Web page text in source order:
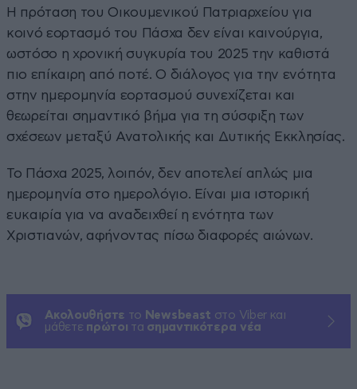
Η πρόταση του Οικουμενικού Πατριαρχείου για
κοινό εορτασμό του Πάσχα δεν είναι καινούργια,
ωστόσο η χρονική συγκυρία του 2025 την καθιστά
πιο επίκαιρη από ποτέ. Ο διάλογος για την ενότητα
στην ημερομηνία εορτασμού συνεχίζεται και
θεωρείται σημαντικό βήμα για τη σύσφιξη των
σχέσεων μεταξύ Ανατολικής και Δυτικής Εκκλησίας.
Το Πάσχα 2025, λοιπόν, δεν αποτελεί απλώς μια
ημερομηνία στο ημερολόγιο. Είναι μια ιστορική
ευκαιρία για να αναδειχθεί η ενότητα των
Χριστιανών, αφήνοντας πίσω διαφορές αιώνων.
Ακολουθήστε το Newsbeast στο Viber και
μάθετε πρώτοι τα σημαντικότερα νέα